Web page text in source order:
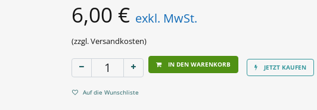
6,00 € exkl. MwSt.
(zzgl. Versandkosten)
IN DEN WARENKORB JETZT KAUFEN
Auf die Wunschliste